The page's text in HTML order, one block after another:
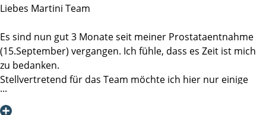
Deswegen eine klare Empfehlung … Martini Klinik, auch
„Gesundheit ist nicht alles, aber ohne Gesundheit ist alles
nichts.“
Liebes Martini Team
Es sind nun gut 3 Monate seit meiner Prostataentnahme
(15.September) vergangen. Ich fühle, dass es Zeit ist mich
zu bedanken.
Stellvertretend für das Team möchte ich hier nur einige
Mitarbeiter persönlich benennen, da ich ja nicht alle
kennengelernt habe.